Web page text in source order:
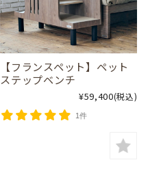
【フランスペット】ペット
ステップベンチ
¥59,400(税込)
1件